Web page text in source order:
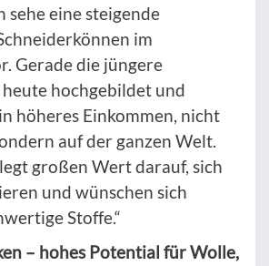
sehe eine steigende
im
Gerade die jüngere
hochgebildet und
höheres Einkommen, nicht
auf der ganzen Welt.
großen Wert darauf, sich
und wünschen sich
Stoffe.“
– hohes Potential für Wolle,